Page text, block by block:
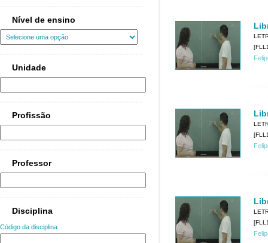
Nível de ensino
Unidade
Profissão
Professor
Disciplina
Código da disciplina